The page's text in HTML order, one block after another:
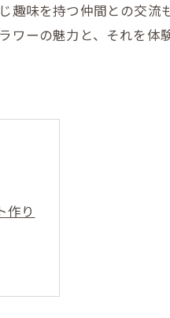
趣味を持つ仲間との交流
ワーの魅力と、それを体
作り